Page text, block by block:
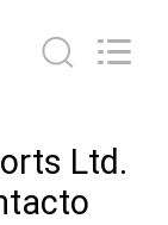
Ltd.